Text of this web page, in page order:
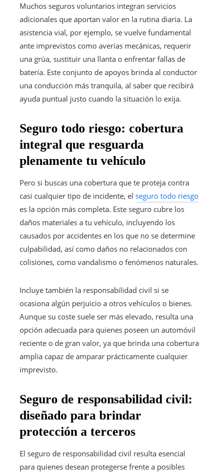
Muchos seguros voluntarios integran servicios
adicionales que aportan valor en la rutina diaria. La
asistencia vial, por ejemplo, se vuelve fundamental
ante imprevistos como averías mecánicas, requerir
una grúa, sustituir una llanta o enfrentar fallas de
batería. Este conjunto de apoyos brinda al conductor
una conducción más tranquila, al saber que recibirá
ayuda puntual justo cuando la situación lo exija.
Seguro todo riesgo: cobertura
integral que resguarda
plenamente tu vehículo
Pero si buscas una cobertura que te proteja contra
casi cualquier tipo de incidente, el seguro todo riesgo
es la opción más completa. Este seguro cubre los
daños materiales a tu vehículo, incluyendo los
causados por accidentes en los que no se determine
culpabilidad, así como daños no relacionados con
colisiones, como vandalismo o fenómenos naturales.
Incluye también la responsabilidad civil si se
ocasiona algún perjuicio a otros vehículos o bienes.
Aunque su coste suele ser más elevado, resulta una
opción adecuada para quienes poseen un automóvil
reciente o de gran valor, ya que brinda una cobertura
amplia capaz de amparar prácticamente cualquier
imprevisto.
Seguro de responsabilidad civil:
diseñado para brindar
protección a terceros
El seguro de responsabilidad civil resulta esencial
para quienes desean protegerse frente a posibles